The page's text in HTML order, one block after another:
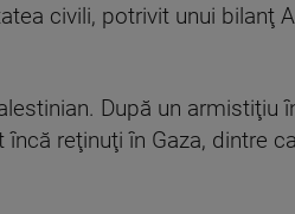
civili, potrivit unui bilanţ
După un armistiţiu
reţinuţi în Gaza, dintre